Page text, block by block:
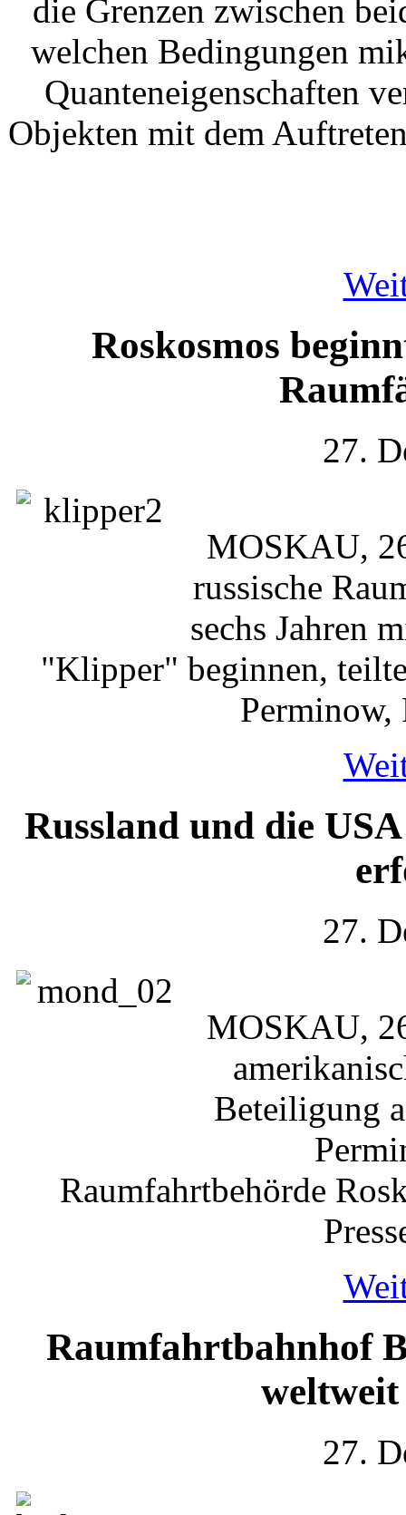
die Grenzen zwischen
welchen Bedingungen
Quanteneigenschaften
Objekten mit dem
Roskosmos
27.
MOSKAU,
russische
sechs Jahren
"Klipper" beginnen,
Russland und die
27.
MOSKAU,
Beteiligung
Raumfahrtbehörde
Raumfahrtbahnhof
weltweit
27.